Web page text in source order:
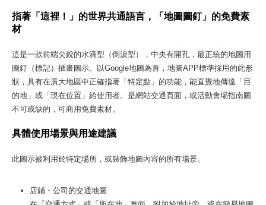
指著「這裡！」的世界共通語言，「地圖圖釘」的免費素
材
這是一款前端尖銳的水滴型（倒淚型），中央有開孔，最正統的地圖用
圖釘（標記）插畫圖示。以Google地圖為首，地圖APP標準採用的此形
狀，具有在廣大地區中正確指著「特定點」的功能，能直覺地傳達「目
的地」或「現在位置」給使用者。是網站交通頁面，或活動會場指南圖
不可或缺的，可商用免費素材。
具體使用場景與用途建議
此圖示被利用於特定場所，或裝飾地圖內容的所有場景。
店鋪・公司的交通地圖